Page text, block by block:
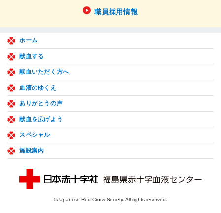
職員採用情報
ホーム
献血する
献血いただく方へ
血液のゆくえ
ありがとうの声
献血を広げよう
スペシャル
施設案内
©Japanese Red Cross Society. All rights reserved.